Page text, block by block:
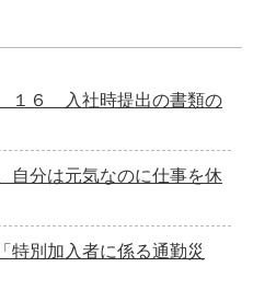
１６ 入社時提出の書類の
自分は元気なのに仕事を休
特別加入者に係る通勤災